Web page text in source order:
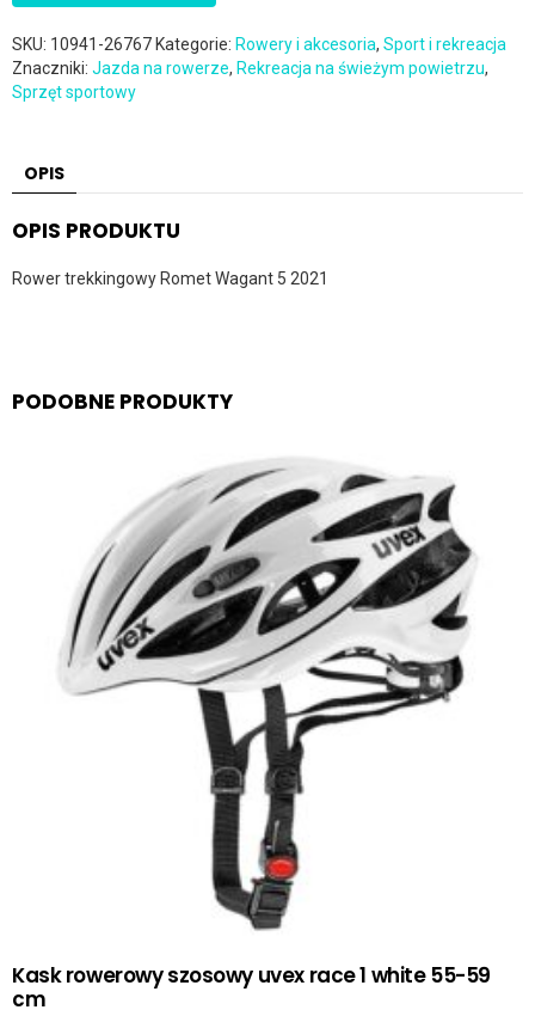
SKU: 10941-26767 Kategorie: Rowery i akcesoria, Sport i rekreacja
Znaczniki: Jazda na rowerze, Rekreacja na świeżym powietrzu,
Sprzęt sportowy
OPIS
OPIS PRODUKTU
Rower trekkingowy Romet Wagant 5 2021
PODOBNE PRODUKTY
Kask rowerowy szosowy uvex race 1 white 55-59
cm